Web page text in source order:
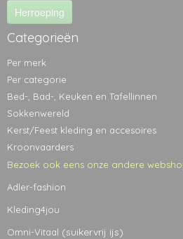
Herroeping
Categorieën
Per merk
Per categorie
Bed-, Bad-, Keuken en Tafellinnen
Sokkenwereld
Kerst/Feest kleding en accesoires
Kroonvaarders
Bezoek ook eens onze andere
Adler-fashion
Kleding4jou
Omni-Vitaal (suikervrij ijs)